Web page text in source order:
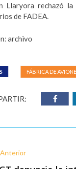
Llaryora rechazó
de FADEA.
archivo
FÁBRICA DE
Anterior